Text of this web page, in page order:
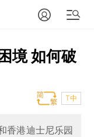
境 如何破
T中
香港迪士尼乐园